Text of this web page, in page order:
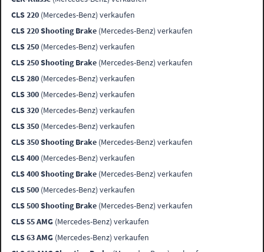
CLS 220 (Mercedes-Benz) verkaufen
CLS 220 Shooting Brake (Mercedes-Benz) verkaufen
CLS 250 (Mercedes-Benz) verkaufen
CLS 250 Shooting Brake (Mercedes-Benz) verkaufen
CLS 280 (Mercedes-Benz) verkaufen
CLS 300 (Mercedes-Benz) verkaufen
CLS 320 (Mercedes-Benz) verkaufen
CLS 350 (Mercedes-Benz) verkaufen
CLS 350 Shooting Brake (Mercedes-Benz) verkaufen
CLS 400 (Mercedes-Benz) verkaufen
CLS 400 Shooting Brake (Mercedes-Benz) verkaufen
CLS 500 (Mercedes-Benz) verkaufen
CLS 500 Shooting Brake (Mercedes-Benz) verkaufen
CLS 55 AMG (Mercedes-Benz) verkaufen
CLS 63 AMG (Mercedes-Benz) verkaufen